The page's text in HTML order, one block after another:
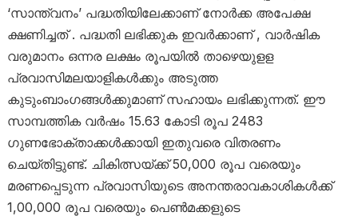
‘സാന്ത്വനം’ പദ്ധതിയിലേക്കാണ് നോര്‍ക്ക അപേക്ഷ
ക്ഷണിച്ചത് . പദ്ധതി ലഭിക്കുക ഇവർക്കാണ് , വാര്‍ഷിക
വരുമാനം ഒന്നര ലക്ഷം രൂപയില്‍ താഴെയുളള
പ്രവാസിമലയാളികള്‍ക്കും അടുത്ത
കുടുംബാംഗങ്ങള്‍ക്കുമാണ് സഹായം ലഭിക്കുന്നത്. ഈ
സാമ്പത്തിക വര്‍ഷം 15.63 കോടി രൂപ 2483
ഗുണഭോക്താക്കള്‍ക്കായി ഇതുവരെ വിതരണം
ചെയ്തിട്ടുണ്ട്. ചികിത്സയ്ക്ക് 50,000 രൂപ വരെയും
മരണപ്പെടുന്ന പ്രവാസിയുടെ അനന്തരാവകാശികള്‍ക്ക്
1,00,000 രൂപ വരെയും പെണ്‍മക്കളുടെ